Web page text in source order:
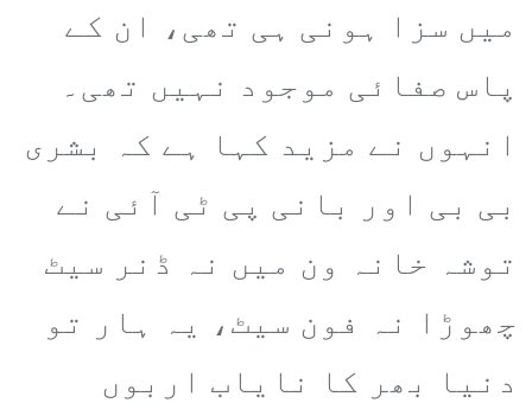
میں سزا ہونی ہی تھی، ان کے
پاس صفائی موجود نہیں تھی۔
انہوں نے مزید کہا ہے کہ بشری
بی بی اور بانی پی ٹی آئی نے
توشہ خانہ ون میں نہ ڈنر سیٹ
چھوڑا نہ فون سیٹ، یہ ہار تو
دنیا بھر کا نایاب اربوں